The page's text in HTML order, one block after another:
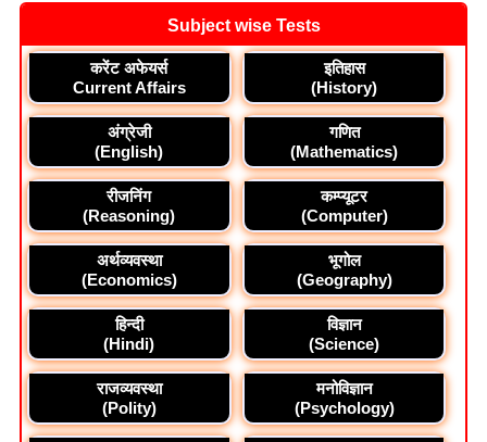
Subject wise Tests
करेंट अफेयर्स
Current Affairs
इतिहास
(History)
अंग्रेजी
(English)
गणित
(Mathematics)
रीजनिंग
(Reasoning)
कम्प्यूटर
(Computer)
अर्थव्यवस्था
(Economics)
भूगोल
(Geography)
हिन्दी
(Hindi)
विज्ञान
(Science)
राजव्यवस्था
(Polity)
मनोविज्ञान
(Psychology)